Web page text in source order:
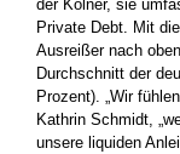
der Kölner, sie
Private Debt. Mit
Ausreißer nach
Durchschnitt der
Prozent). „Wir
Kathrin Schmidt,
unsere liquiden